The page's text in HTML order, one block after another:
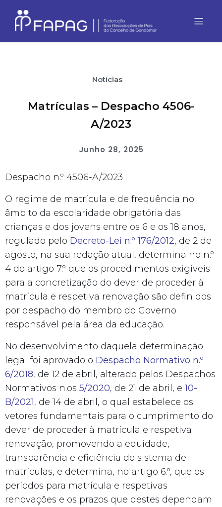
Notícias
Matrículas – Despacho 4506-
A/2023
Junho 28, 2025
Despacho n.º 4506-A/2023
O regime de matrícula e de frequência no
âmbito da escolaridade obrigatória das
crianças e dos jovens entre os 6 e os 18 anos,
regulado pelo Decreto-Lei n.º 176/2012, de 2 de
agosto, na sua redação atual, determina no n.º
4 do artigo 7.º que os procedimentos exigíveis
para a concretização do dever de proceder à
matrícula e respetiva renovação são definidos
por despacho do membro do Governo
responsável pela área da educação.
No desenvolvimento daquela determinação
legal foi aprovado o Despacho Normativo n.º
6/2018, de 12 de abril, alterado pelos Despachos
Normativos n.os 5/2020, de 21 de abril, e10-
B/2021, de 14 de abril, o qual estabelece os
vetores fundamentais para o cumprimento do
dever de proceder à matrícula e respetiva
renovação, promovendo a equidade,
transparência e eficiência do sistema de
matrículas, e determina, no artigo 6.º, que os
períodos para matrícula e respetivas
renovações e os prazos que destes dependam